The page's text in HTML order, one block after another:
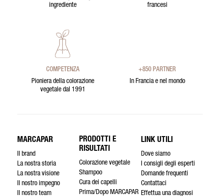
ingrediente
francesi
COMPETENZA
Pioniera della colorazione
vegetale dal 1991
+850 PARTNER
In Francia e nel mondo
MARCAPAR
Il brand
La nostra storia
La nostra visione
Il nostro impegno
Il nostro team
PRODOTTI E
RISULTATI
Colorazione vegetale
Shampoo
Cura dei capelli
Prima/Dopo MARCAPAR
LINK UTILI
Dove siamo
I consigli degli esperti
Domande frequenti
Contattaci
Effettua una diagnosi